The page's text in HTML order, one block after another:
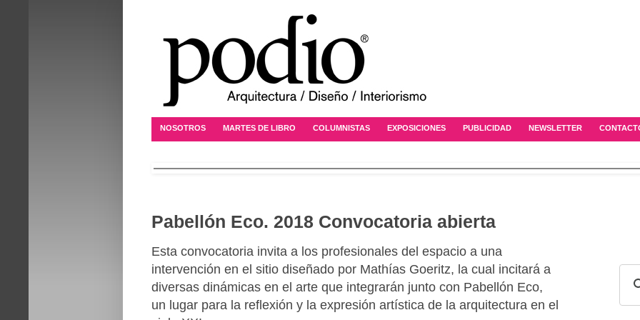
NOSOTROS MARTES DE LIBRO COLUMNISTAS EXPOSICIONES PUBLICIDAD NEWSLETTER
Pabellón Eco. 2018 Convocatoria abierta
Esta convocatoria invita a los profesionales del espacio a una
intervención en el sitio diseñado por Mathías Goeritz, la cual incitará a
diversas dinámicas en el arte que integrarán junto con Pabellón Eco,
un lugar para la reflexión y la expresión artística de la arquitectura en el